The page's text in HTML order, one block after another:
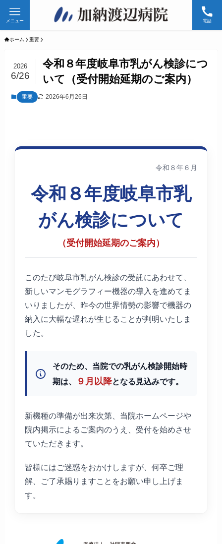
電話
メニュー
ホーム 重要
令和８年度岐阜市乳がん検診につ
いて（受付開始延期のご案内）
2026
6/26
重要 2026年6月26日
令和８年６月
令和８年度岐阜市乳
がん検診について
（受付開始延期のご案内）
このたび岐阜市乳がん検診の受託にあわせて、
新しいマンモグラフィー機器の導入を進めてま
いりましたが、昨今の世界情勢の影響で機器の
納入に大幅な遅れが生じることが判明いたしま
した。
そのため、当院での乳がん検診開始時
期は、
９月以降となる見込みです。
新機種の準備が出来次第、当院ホームページや
院内掲示によるご案内のうえ、受付を始めさせ
ていただきます。
皆様にはご迷惑をおかけしますが、何卒ご理
解、ご了承賜りますことをお願い申し上げま
す。